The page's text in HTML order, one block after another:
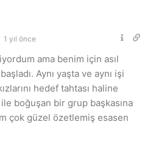
1 yıl önce
ama benim için asıl
Aynı yaşta ve aynı işi
hedef tahtası haline
boğuşan bir grup başkasına
çok güzel özetlemiş esasen